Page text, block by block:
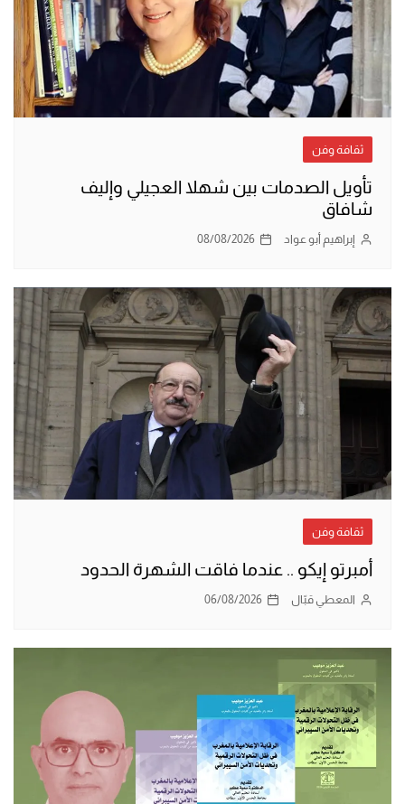
ثقافة وفن
تأويل الصدمات بين شهلا العجيلي وإليف
شافاق
إبراهيم أبو عواد 08/08/2026
ثقافة وفن
أمبرتو إيكو .. عندما فاقت الشهرة الحدود
المعطي قبّال 06/08/2026